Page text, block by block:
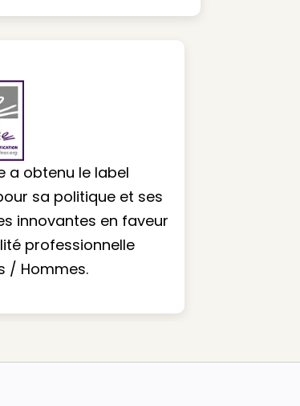
a obtenu le label
sa politique et ses
innovantes en faveur
professionnelle
/ Hommes.